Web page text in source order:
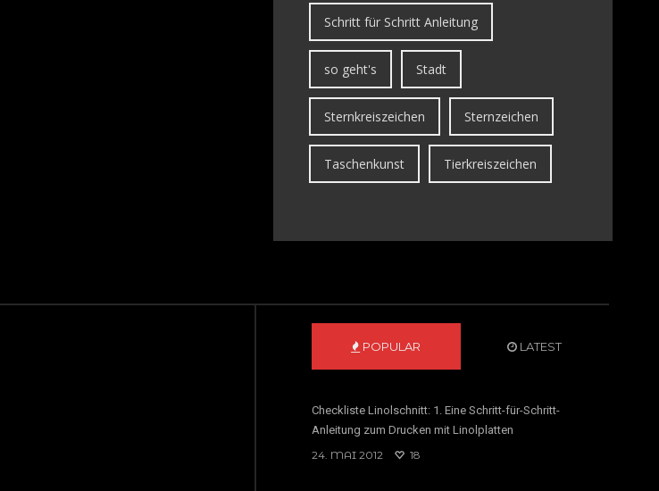
Schritt für Schritt Anleitung
so geht's Stadt
Sternkreiszeichen Sternzeichen
Taschenkunst Tierkreiszeichen
POPULAR LATEST
Checkliste Linolschnitt: 1. Eine Schritt-für-Schritt-
Anleitung zum Drucken mit Linolplatten
24. MAI 2012
18